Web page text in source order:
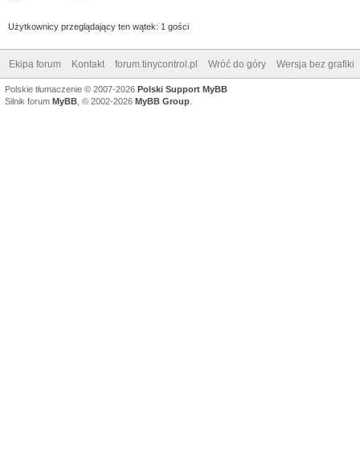
Użytkownicy przeglądający ten wątek: 1 gości
Ekipa forum Kontakt forum.tinycontrol.pl Wróć do góry Wersja bez grafiki
Polskie tłumaczenie © 2007-2026 Polski Support MyBB
Silnik forum MyBB , © 2002-2026 MyBB Group